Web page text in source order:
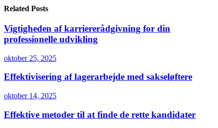
Related Posts
Vigtigheden af karriererådgivning for din
professionelle udvikling
oktober 25, 2025
Effektivisering af lagerarbejde med sakseløftere
oktober 14, 2025
Effektive metoder til at finde de rette kandidater